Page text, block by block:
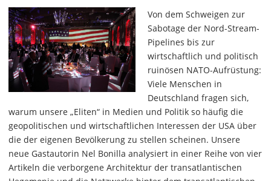
Von dem Schweigen zur
Sabotage der Nord-Stream-
Pipelines bis zur
wirtschaftlich und politisch
ruinösen NATO-Aufrüstung:
Viele Menschen in
Deutschland fragen sich,
warum unsere „Eliten“ in Medien und Politik so häufig die
geopolitischen und wirtschaftlichen Interessen der USA über
die der eigenen Bevölkerung zu stellen scheinen. Unsere
neue Gastautorin Nel Bonilla analysiert in einer Reihe von vier
Artikeln die verborgene Architektur der transatlantischen